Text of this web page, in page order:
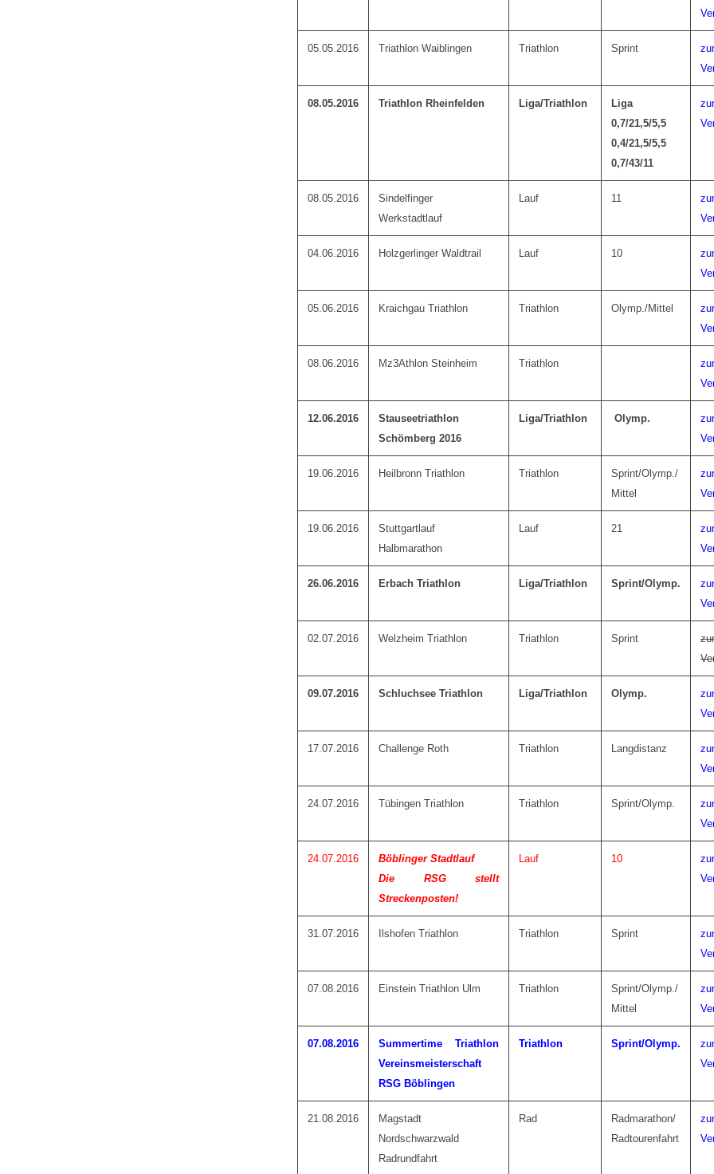
05.05.2016 Triathlon Waiblingen Triathlon Sprint
zur
08.05.2016 Triathlon Rheinfelden Liga/Triathlon
Liga
0,7/21,5/5,5
0,4/21,5/5,5
0,7/43/11
zur
08.05.2016
Sindelfinger
Werkstadtlauf
Lauf 11
zur
04.06.2016 Holzgerlinger Waldtrail Lauf 10
zur
05.06.2016 Kraichgau Triathlon Triathlon Olymp./Mittel
zur
08.06.2016 Mz3Athlon Steinheim Triathlon
zur
12.06.2016
Stauseetriathlon
Schömberg 2016
Liga/Triathlon Olymp.
zur
19.06.2016 Heilbronn Triathlon Triathlon
Sprint/Olymp./
Mittel
zur
19.06.2016
Stuttgartlauf
Halbmarathon
Lauf 21
zur
26.06.2016 Erbach Triathlon Liga/Triathlon Sprint/Olymp.
zur
02.07.2016 Welzheim Triathlon Triathlon Sprint
zur
09.07.2016 Schluchsee Triathlon Liga/Triathlon Olymp.
zur
17.07.2016 Challenge Roth Triathlon Langdistanz
zur
24.07.2016 Tübingen Triathlon Triathlon Sprint/Olymp.
zur
24.07.2016
Böblinger Stadtlauf
Die RSG stellt
Streckenposten!
Lauf 10
zur
31.07.2016 Ilshofen Triathlon Triathlon Sprint
zur
07.08.2016 Einstein Triathlon Ulm Triathlon
Sprint/Olymp./
Mittel
zur
07.08.2016
Summertime Triathlon
Vereinsmeisterschaft
RSG Böblingen
Triathlon Sprint/Olymp.
zur
21.08.2016
Magstadt
Nordschwarzwald
Radrundfahrt
Rad
Radmarathon/
Radtourenfahrt
zur